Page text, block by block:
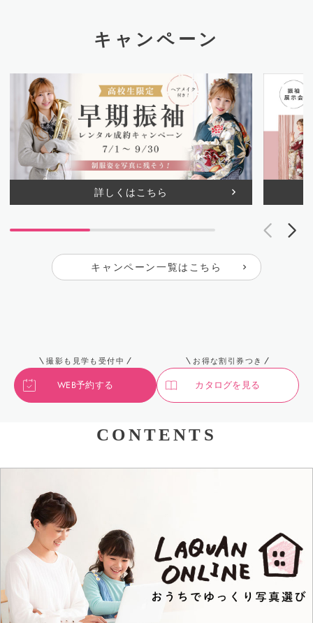
キャンペーン
詳しくはこちら
キャンペーン一覧はこちら
撮影も見学も受付中
WEB予約する
お得な割引券つき
カタログを見る
CONTENTS